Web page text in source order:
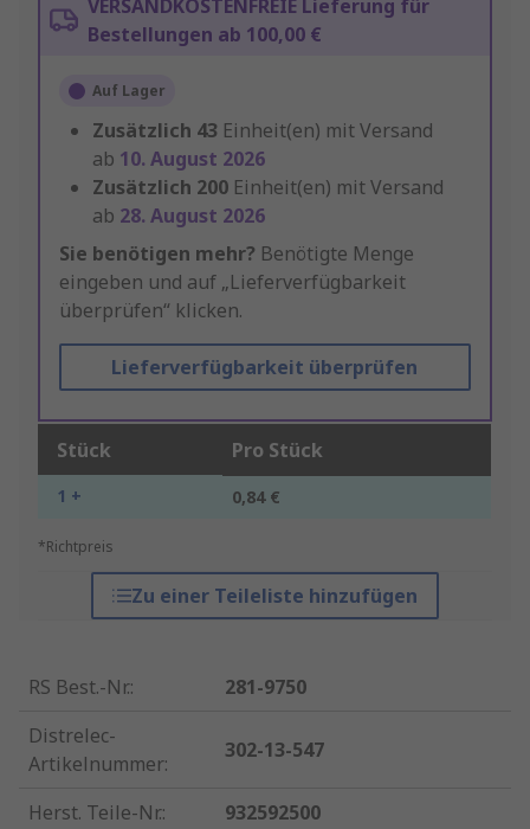
VERSANDKOSTENFREIE Lieferung für
Bestellungen ab 100,00 €
Auf Lager
Zusätzlich 43 Einheit(en) mit Versand
ab 10. August 2026
Zusätzlich 200 Einheit(en) mit Versand
ab 28. August 2026
Sie benötigen mehr? Benötigte Menge
eingeben und auf „Lieferverfügbarkeit
überprüfen“ klicken.
Lieferverfügbarkeit überprüfen
Stück Pro Stück
1 + 0,84 €
*Richtpreis
Zu einer Teileliste hinzufügen
RS Best.-Nr.:
281-9750
Distrelec-
Artikelnummer:
302-13-547
Herst. Teile-Nr.:
932592500